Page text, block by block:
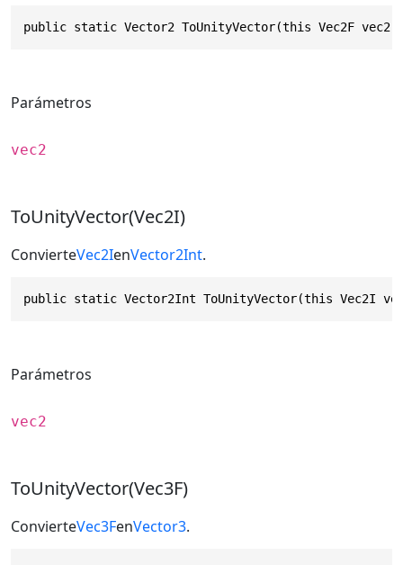
public static Vector2 ToUnityVector(this Vec2F vec2)
Parámetros
vec2
ToUnityVector(Vec2I)
ConvierteVec2IenVector2Int.
public static Vector2Int ToUnityVector(this Vec2I
Parámetros
vec2
ToUnityVector(Vec3F)
ConvierteVec3FenVector3.